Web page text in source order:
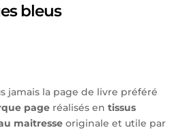
bleus
jamais la page de livre préféré
pageréalisés en tissus
maitresseoriginale et utile par